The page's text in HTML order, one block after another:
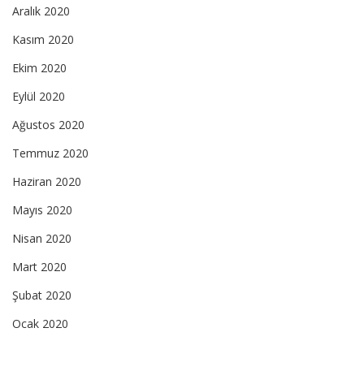
Aralık 2020
Kasım 2020
Ekim 2020
Eylül 2020
Ağustos 2020
Temmuz 2020
Haziran 2020
Mayıs 2020
Nisan 2020
Mart 2020
Şubat 2020
Ocak 2020